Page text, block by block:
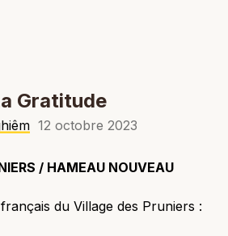
Gratitude
12 octobre 2023
/ HAMEAU NOUVEAU
du Village des Pruniers :